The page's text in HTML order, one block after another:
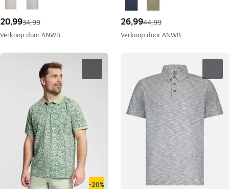
20,9934,99
Verkoop doorANWB
26,9944,99
Verkoop doorANWB
-20%